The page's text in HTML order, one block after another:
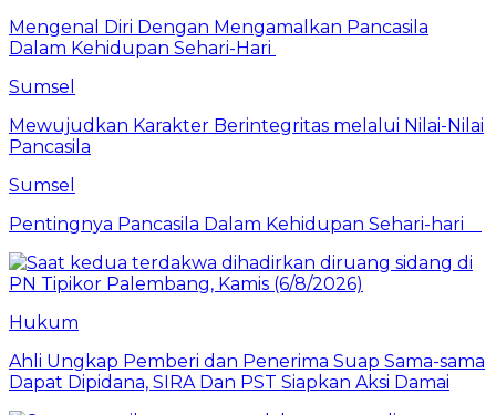
Mengenal Diri Dengan Mengamalkan Pancasila
Dalam Kehidupan Sehari-Hari
Sumsel
Mewujudkan Karakter Berintegritas melalui Nilai-Nilai
Pancasila
Sumsel
Pentingnya Pancasila Dalam Kehidupan Sehari-hari
Hukum
Ahli Ungkap Pemberi dan Penerima Suap Sama-sama
Dapat Dipidana, SIRA Dan PST Siapkan Aksi Damai